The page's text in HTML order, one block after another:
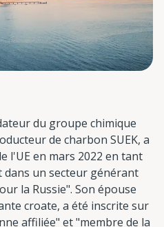
du groupe chimique
de charbon SUEK, a
l'UE en mars 2022 en tant
un secteur générant
la Russie". Son épouse
croate, a été inscrite sur
affiliée" et "membre de la